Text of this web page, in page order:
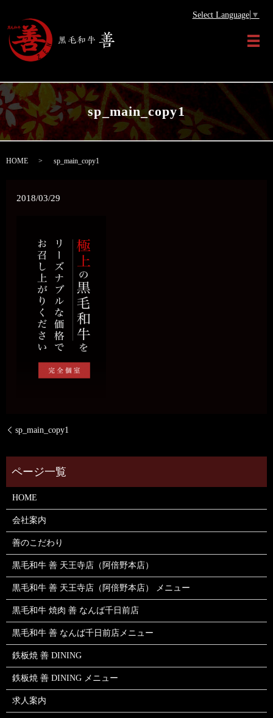
Select Language ▼
メ
sp_main_copy1
HOME sp_main_copy1
2018/03/29
sp_main_copy1
HOME
会社案内
善のこだわり
黒毛和牛 善 天王寺店（阿倍野本店）
黒毛和牛 善 天王寺店（阿倍野本店） メニュー
黒毛和牛 焼肉 善 なんば千日前店
黒毛和牛 善 なんば千日前店メニュー
鉄板焼 善 DINING
鉄板焼 善 DINING メニュー
求人案内